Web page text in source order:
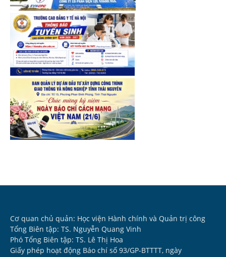
Cơ quan chủ quản: Học viện Hành chính và Quản trị công
Tổng Biên tập: TS. Nguyễn Quang Vinh
Phó Tổng Biên tập: TS. Lê Thị Hoa
Giấy phép hoạt động Báo chí số 93/GP-BTTTT, ngày